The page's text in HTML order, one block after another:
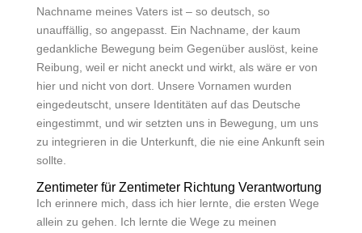
Nachname meines Vaters ist – so deutsch, so
unauffällig, so angepasst. Ein Nachname, der kaum
gedankliche Bewegung beim Gegenüber auslöst, keine
Reibung, weil er nicht aneckt und wirkt, als wäre er von
hier und nicht von dort. Unsere Vornamen wurden
eingedeutscht, unsere Identitäten auf das Deutsche
eingestimmt, und wir setzten uns in Bewegung, um uns
zu integrieren in die Unterkunft, die nie eine Ankunft sein
sollte.
Zentimeter für Zentimeter Richtung Verantwortung
Ich erinnere mich, dass ich hier lernte, die ersten Wege
allein zu gehen. Ich lernte die Wege zu meinen